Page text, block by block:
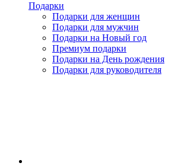
Подарки
Подарки для женщин
Подарки для мужчин
Подарки на Новый год
Премиум подарки
Подарки на День рождения
Подарки для руководителя